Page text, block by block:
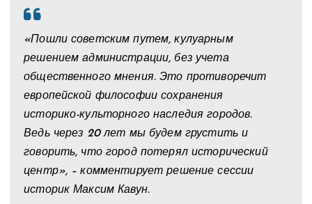
«Пошли советским путем, кулуарным
решением администрации, без учета
общественного мнения. Это противоречит
европейской философии сохранения
историко-культорного наследия городов.
Ведь через 20 лет мы будем грустить и
говорить, что город потерял исторический
центр», – комментирует решение сессии
историк Максим Кавун.